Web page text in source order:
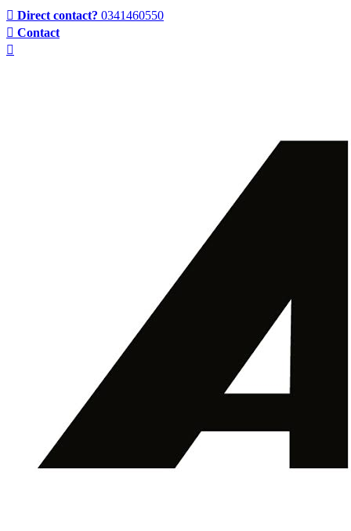
Direct contact? 0341460550
Contact